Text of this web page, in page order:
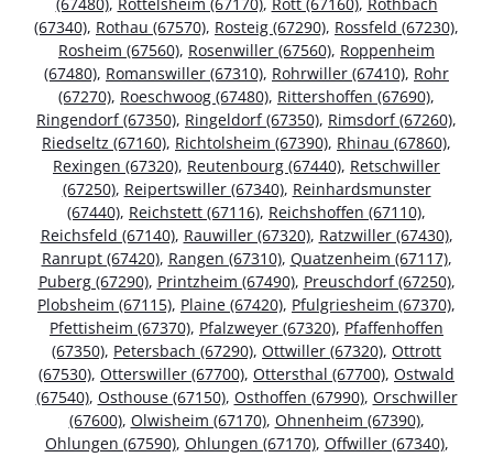
(67340), Rothau (67570), Rosteig (67290), Rossfeld (67230),
Rosheim (67560), Rosenwiller (67560), Roppenheim
(67480), Romanswiller (67310), Rohrwiller (67410), Rohr
(67270), Roeschwoog (67480), Rittershoffen (67690),
Ringendorf (67350), Ringeldorf (67350), Rimsdorf (67260),
Riedseltz (67160), Richtolsheim (67390), Rhinau (67860),
Rexingen (67320), Reutenbourg (67440), Retschwiller
(67250), Reipertswiller (67340), Reinhardsmunster
(67440), Reichstett (67116), Reichshoffen (67110),
Reichsfeld (67140), Rauwiller (67320), Ratzwiller (67430),
Ranrupt (67420), Rangen (67310), Quatzenheim (67117),
Puberg (67290), Printzheim (67490), Preuschdorf (67250),
Plobsheim (67115), Plaine (67420), Pfulgriesheim (67370),
Pfettisheim (67370), Pfalzweyer (67320), Pfaffenhoffen
(67350), Petersbach (67290), Ottwiller (67320), Ottrott
(67530), Otterswiller (67700), Ottersthal (67700), Ostwald
(67540), Osthouse (67150), Osthoffen (67990), Orschwiller
(67600), Olwisheim (67170), Ohnenheim (67390),
Ohlungen (67590), Ohlungen (67170), Offwiller (67340),